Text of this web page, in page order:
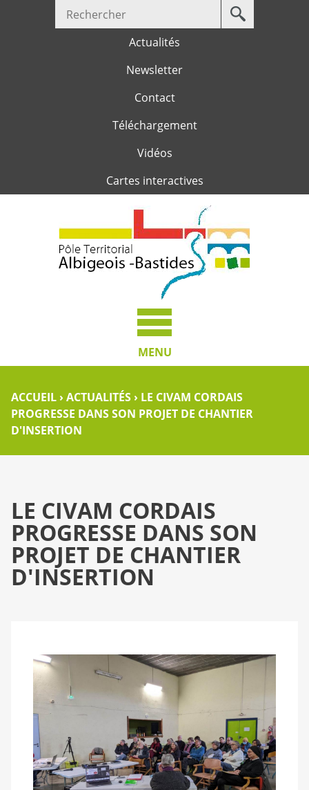
Jump to navigation
Votre
recherche
Actualités
Newsletter
Contact
Téléchargement
Vidéos
Cartes interactives
MENU
ACCUEIL ›ACTUALITÉS › LE CIVAM CORDAIS
PROGRESSE DANS SON PROJET DE CHANTIER
D'INSERTION
LE CIVAM CORDAIS
PROGRESSE DANS SON
PROJET DE CHANTIER
D'INSERTION